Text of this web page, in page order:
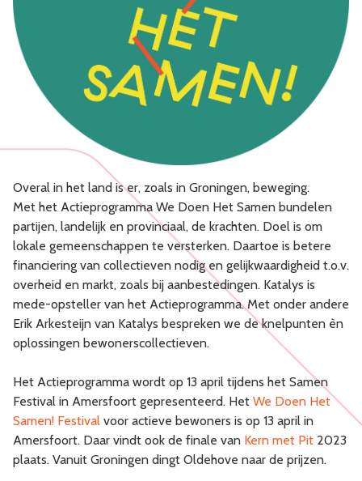
Overal in het land is er, zoals in Groningen, beweging.
Met het Actieprogramma We Doen Het Samen bundelen
partijen, landelijk en provinciaal, de krachten. Doel is om
lokale gemeenschappen te versterken. Daartoe is betere
financiering van collectieven nodig en gelijkwaardigheid t.o.v.
overheid en markt, zoals bij aanbestedingen. Katalys is
mede-opsteller van het Actieprogramma. Met onder andere
Erik Arkesteijn van Katalys bespreken we de knelpunten èn
oplossingen bewonerscollectieven.
Het Actieprogramma wordt op 13 april tijdens het Samen
Festival in Amersfoort gepresenteerd. Het We Doen Het
Samen! Festival voor actieve bewoners is op 13 april in
Amersfoort. Daar vindt ook de finale van Kern met Pit 2023
plaats. Vanuit Groningen dingt Oldehove naar de prijzen.